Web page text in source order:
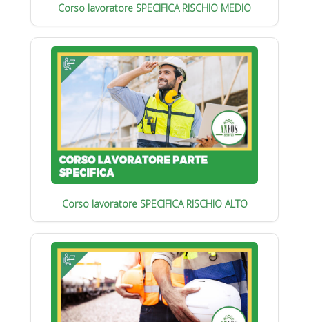
Corso lavoratore SPECIFICA RISCHIO MEDIO
Corso lavoratore SPECIFICA RISCHIO ALTO